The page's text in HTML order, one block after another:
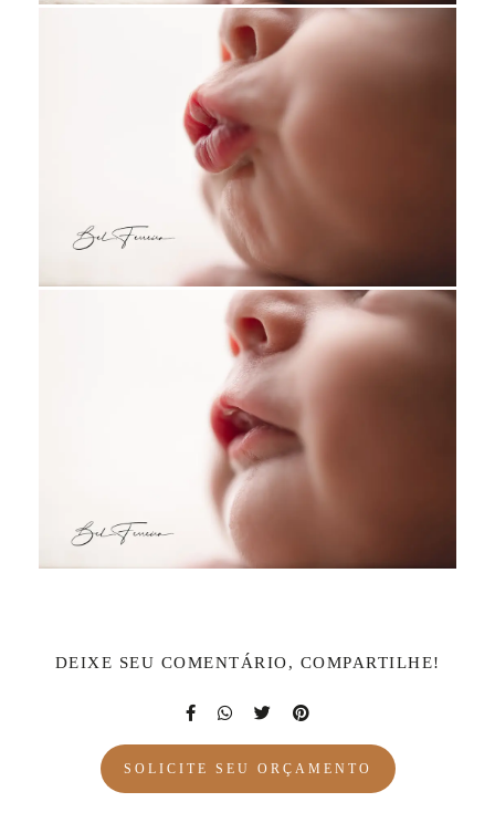
DEIXE SEU COMENTÁRIO, COMPARTILHE!
SOLICITE SEU ORÇAMENTO